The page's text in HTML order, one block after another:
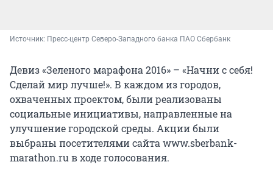
Источник: Пресс-центр Северо-Западного банка ПАО Сбербанк
Девиз «Зеленого марафона 2016» – «Начни с себя!
Сделай мир лучше!». В каждом из городов,
охваченных проектом, были реализованы
социальные инициативы, направленные на
улучшение городской среды. Акции были
выбраны посетителями сайта www.sberbank-
marathon.ru в ходе голосования.